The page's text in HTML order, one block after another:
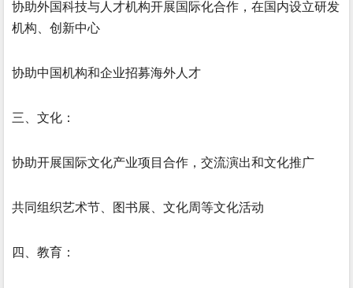
协助外国科技与人才机构开展国际化合作，在国内设立研发
机构、创新中心
协助中国机构和企业招募海外人才
三、文化：
协助开展国际文化产业项目合作，交流演出和文化推广
共同组织艺术节、图书展、文化周等文化活动
四、教育：